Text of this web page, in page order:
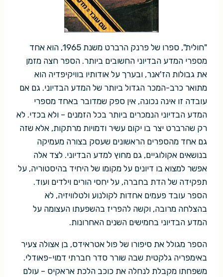
"חולית", ספרו של פרנק הרברט משנת 1965, הוא אחד
מספרי המדע הבדיוני החשובים ביותר. הספר חצה מזמן
את גבולות הז'אנר, ובערך על אודותיו בוויקיפדיה הוא
מתואר כרב-המכר הגדול ביותר של המדע הבדיוני. גם אם
עובדה זו אינה נכונה, אין ספק שמדובר באחד מספרי
המדע הבדיוני הנמכרים ביותר בכל הזמנים – ולא בכדי. לא
רק שהרברט יצר בו יקום עשיר ודמויות מרתקות, אלא שזה
גם אחד מהספרים הראשונים שעסק בצורה מעמיקה
בנושאים אקולוגיים, גם מחוץ למדע הבדיוני. לצד אלה
אפשר למצוא בו דיונים על מקומו של היחיד בהיסטוריה, על
תפקידה של הדת בחברה, על יחסי הורים וילדים ועוד.
הספר עובד פעמים אחדות לקולנוע ולטלוויזיה, לא
בהצלחה מרובה, וקשה להפריז בהשפעתו העצומה על
המדע הבדיוני בחמישים השנים האחרונות.
הספר מגולל את סיפורו של פול אטראידס, בן אצולה צעיר
באימפריה גלקטית שבה שורר סדר חברתי דמוי-פאודלי.
משפחתו מקבלת לנחלה את כוכב הלכת אראקיס – עולם